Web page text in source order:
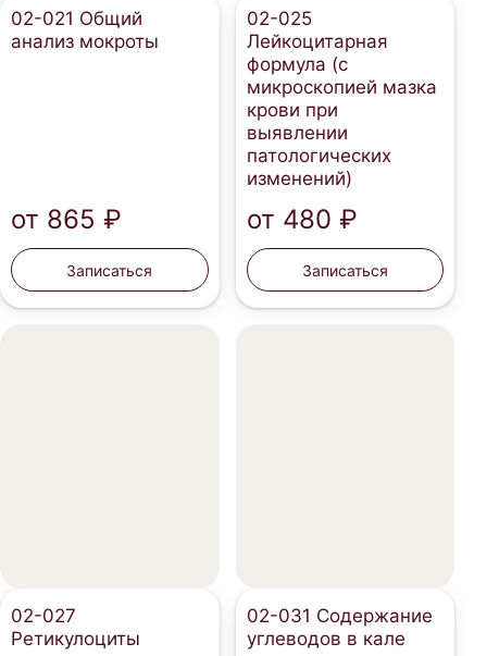
02-021 Общий
анализ мокроты
от 865 ₽
Записаться
02-025
Лейкоцитарная
формула (с
микроскопией мазка
крови при
выявлении
патологических
изменений)
от 480 ₽
Записаться
02-027
Ретикулоциты
02-031 Содержание
углеводов в кале